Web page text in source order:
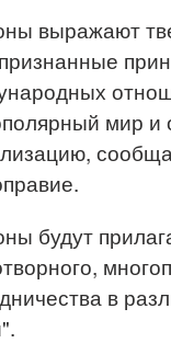
выражают
мир и
будут
в